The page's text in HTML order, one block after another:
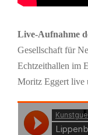
Live-Aufnahme
Gesellschaft für
Echtzeithallen im
Moritz Eggert live